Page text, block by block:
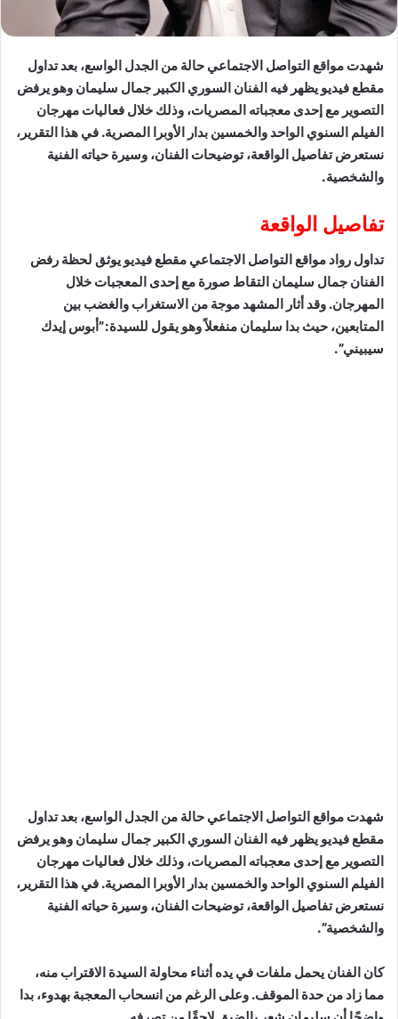
شهدت مواقع التواصل الاجتماعي حالة من الجدل الواسع، بعد تداول
مقطع فيديو يظهر فيه الفنان السوري الكبير جمال سليمان وهو يرفض
التصوير مع إحدى معجباته المصريات، وذلك خلال فعاليات مهرجان
الفيلم السنوي الواحد والخمسين بدار الأوبرا المصرية. في هذا التقرير،
نستعرض تفاصيل الواقعة، توضيحات الفنان، وسيرة حياته الفنية
والشخصية.
تفاصيل الواقعة
تداول رواد مواقع التواصل الاجتماعي مقطع فيديو يوثق لحظة رفض
الفنان جمال سليمان التقاط صورة مع إحدى المعجبات خلال
المهرجان. وقد أثار المشهد موجة من الاستغراب والغضب بين
المتابعين، حيث بدا سليمان منفعلاً وهو يقول للسيدة:”أبوس إيدك
سيبيني”.
شهدت مواقع التواصل الاجتماعي حالة من الجدل الواسع، بعد تداول
مقطع فيديو يظهر فيه الفنان السوري الكبير جمال سليمان وهو يرفض
التصوير مع إحدى معجباته المصريات، وذلك خلال فعاليات مهرجان
الفيلم السنوي الواحد والخمسين بدار الأوبرا المصرية. في هذا التقرير،
نستعرض تفاصيل الواقعة، توضيحات الفنان، وسيرة حياته الفنية
والشخصية”.
كان الفنان يحمل ملفات في يده أثناء محاولة السيدة الاقتراب منه،
مما زاد من حدة الموقف. وعلى الرغم من انسحاب المعجبة بهدوء، بدا